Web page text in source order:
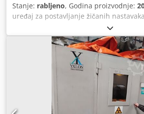
Stanje: rabljeno, Godina proizvodnje:
uređaj za postavljanje žičanih
2013. godine od strane SICK
Stroj je odmah dostupan za prodaju
postrojenju obustavljena 2022. godine.
operatera uključene su u isporuku.
Tehnički podaci - Kapacitet: 9.000 fl/h
Formati: čepovi za boce od jabukovače i
Dimenzije: D. 200 cm - Š. 150 cm - V.
isporuke - Uređaj za postavljanje
Operaterske platforme